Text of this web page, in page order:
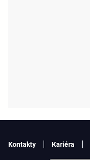
Kontakty Kariéra